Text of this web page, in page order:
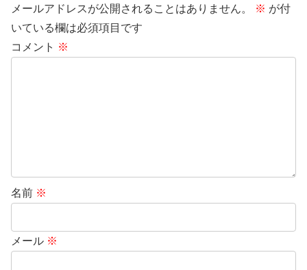
メールアドレスが公開されることはありません。 ※ が付
いている欄は必須項目です
コメント ※
名前 ※
メール ※